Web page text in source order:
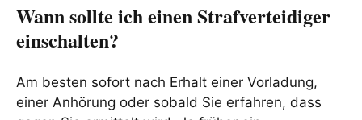
Wann sollte ich einen Strafverteidiger
einschalten?
Am besten sofort nach Erhalt einer Vorladung,
einer Anhörung oder sobald Sie erfahren, dass